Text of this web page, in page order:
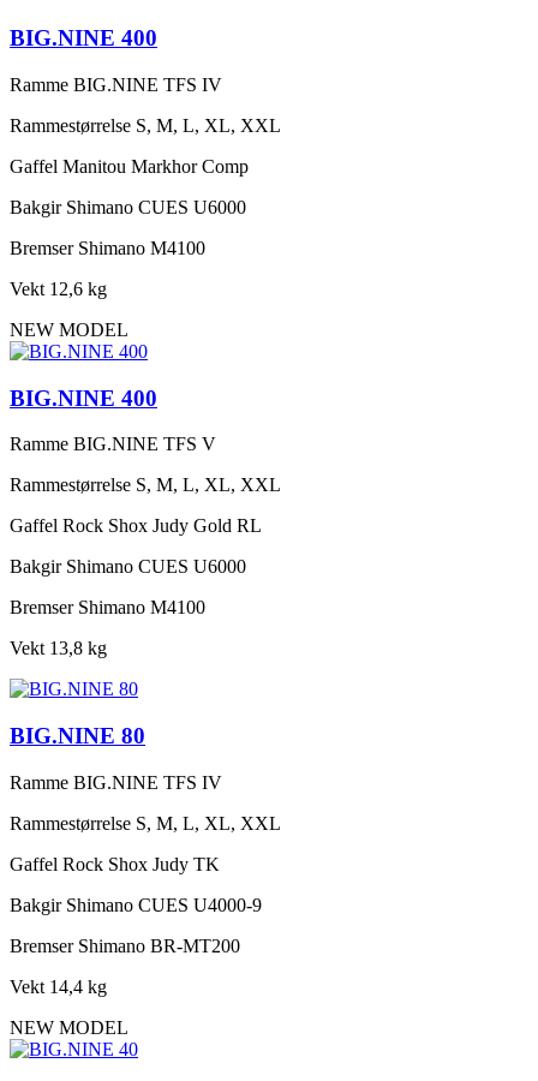
BIG.NINE 400
Ramme BIG.NINE TFS IV
Rammestørrelse S, M, L, XL, XXL
Gaffel Manitou Markhor Comp
Bakgir Shimano CUES U6000
Bremser Shimano M4100
Vekt 12,6 kg
NEW MODEL
BIG.NINE 400
Ramme BIG.NINE TFS V
Rammestørrelse S, M, L, XL, XXL
Gaffel Rock Shox Judy Gold RL
Bakgir Shimano CUES U6000
Bremser Shimano M4100
Vekt 13,8 kg
BIG.NINE 80
Ramme BIG.NINE TFS IV
Rammestørrelse S, M, L, XL, XXL
Gaffel Rock Shox Judy TK
Bakgir Shimano CUES U4000-9
Bremser Shimano BR-MT200
Vekt 14,4 kg
NEW MODEL